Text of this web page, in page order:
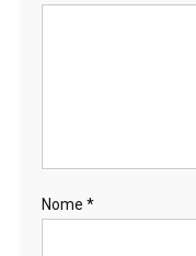
Nome *